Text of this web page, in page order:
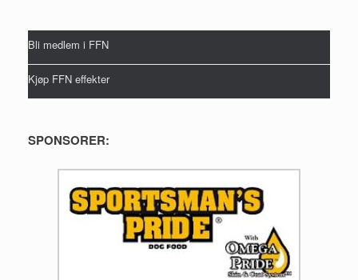
Bli medlem i FFN
Kjøp FFN effekter
SPONSORER: